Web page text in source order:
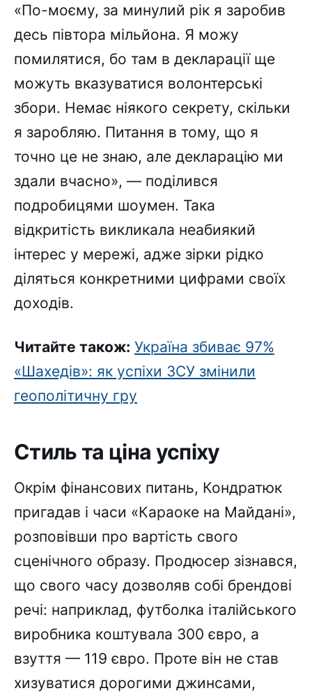
«По-моєму, за минулий рік я заробив
десь півтора мільйона. Я можу
помилятися, бо там в декларації ще
можуть вказуватися волонтерські
збори. Немає ніякого секрету, скільки
я заробляю. Питання в тому, що я
точно це не знаю, але декларацію ми
здали вчасно», — поділився
подробицями шоумен. Така
відкритість викликала неабиякий
інтерес у мережі, адже зірки рідко
діляться конкретними цифрами своїх
доходів.
Читайте також: Україна збиває 97%
«Шахедів»: як успіхи ЗСУ змінили
геополітичну гру
Стиль та ціна успіху
Окрім фінансових питань, Кондратюк
пригадав і часи «Караоке на Майдані»,
розповівши про вартість свого
сценічного образу. Продюсер зізнався,
що свого часу дозволяв собі брендові
речі: наприклад, футболка італійського
виробника коштувала 300 євро, а
взуття — 119 євро. Проте він не став
хизуватися дорогими джинсами,